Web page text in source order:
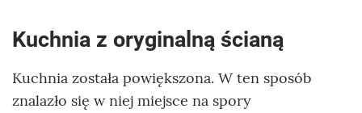
Kuchnia z oryginalną ścianą
Kuchnia została powiększona. W ten sposób
znalazło się w niej miejsce na spory